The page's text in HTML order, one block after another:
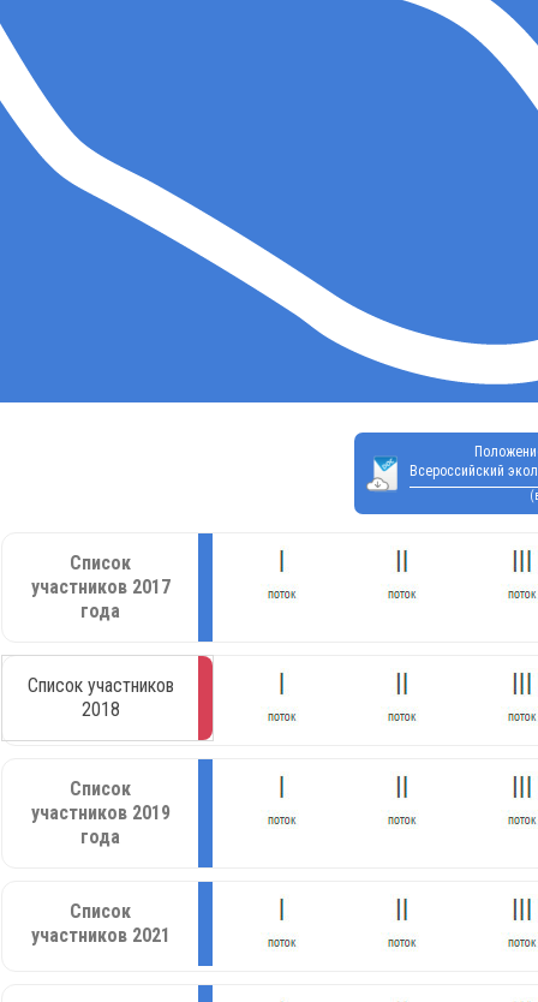
Всероссийский
Список
участников 2017
года
Список участников
2018
Список
участников 2019
года
Список
участников 2021